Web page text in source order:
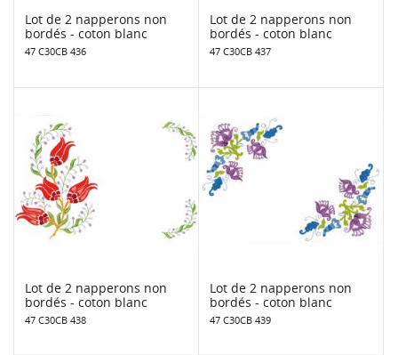
Lot de 2 napperons non
bordés - coton blanc
47 C30CB 436
Lot de 2 napperons non
bordés - coton blanc
47 C30CB 437
Lot de 2 napperons non
bordés - coton blanc
47 C30CB 438
Lot de 2 napperons non
bordés - coton blanc
47 C30CB 439